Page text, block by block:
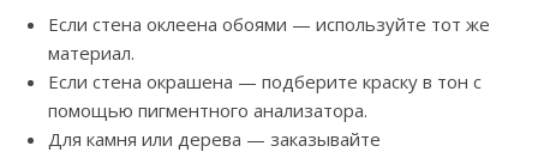
Если стена оклеена обоями — используйте тот же
материал.
Если стена окрашена — подберите краску в тон с
помощью пигментного анализатора.
Для камня или дерева — заказывайте